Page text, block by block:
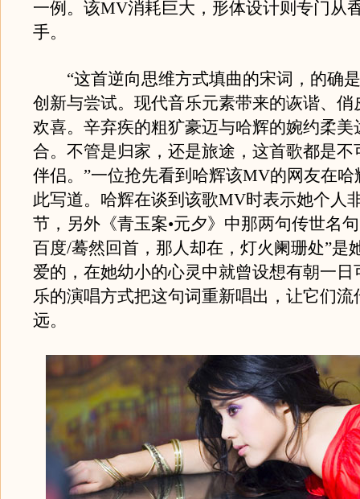
一例。该MV消耗巨大，形体设计则专门从
手。
“这首逆向思维方式填曲的宋词，的确
创新与尝试。现代音乐元素带来的诙谐、俏
欢喜。辛弃疾的粗犷豪迈与哈辉的婉约柔美
合。不管是归家，还是旅途，这首歌都是不
伴侣。”一位抢先看到哈辉该MV的网友在哈
此写道。哈辉在谈到该歌MV时表示她个人
节，另外《青玉案•元夕》中那两句传世名
百度/蓦然回首，那人却在，灯火阑珊处”是
爱的，在她幼小的心灵中就曾设想有朝一日
乐的演唱方式把这句词重新唱出，让它们流
远。